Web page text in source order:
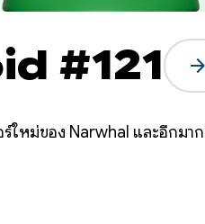
#121 arrow_forward
ร์ใหม่ของ Narwhal และอีกมา